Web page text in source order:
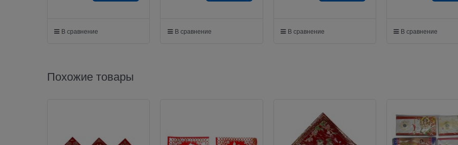
В сравнение В сравнение В сравнение В сравнение
Похожие товары